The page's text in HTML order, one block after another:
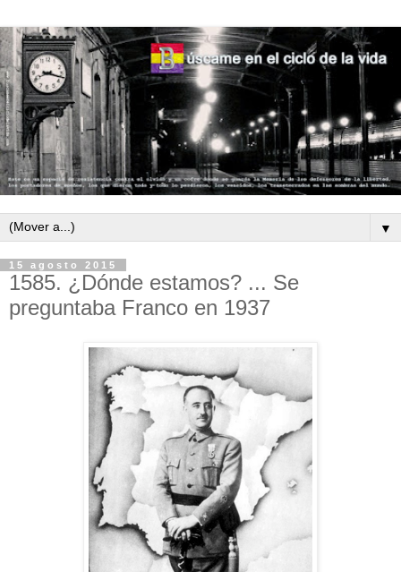
▼
15 agosto 2015
1585. ¿Dónde estamos? ... Se
preguntaba Franco en 1937